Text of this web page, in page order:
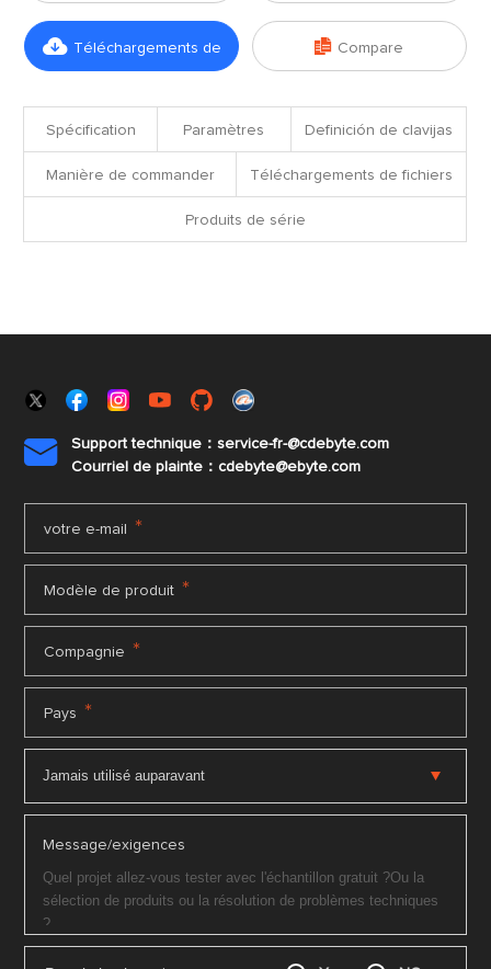
 Téléchargements de  Compare
Spécification Paramètres Definición de clavijas
Manière de commander Téléchargements de fichiers
Produits de série

Support technique：service-fr-@cdebyte.com
Courriel de plainte：cdebyte@ebyte.com
votre e-mail *
Modèle de produit *
Compagnie *
Pays *
Message/exigences